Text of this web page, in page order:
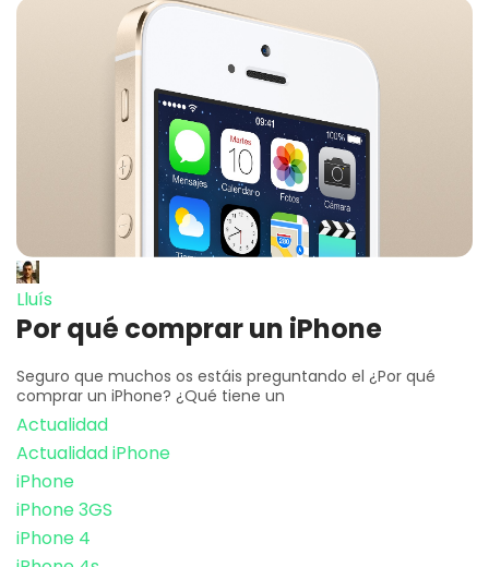
Lluís
Por qué comprar un iPhone
Seguro que muchos os estáis preguntando el ¿Por qué
comprar un iPhone? ¿Qué tiene un
Actualidad
Actualidad iPhone
iPhone
iPhone 3GS
iPhone 4